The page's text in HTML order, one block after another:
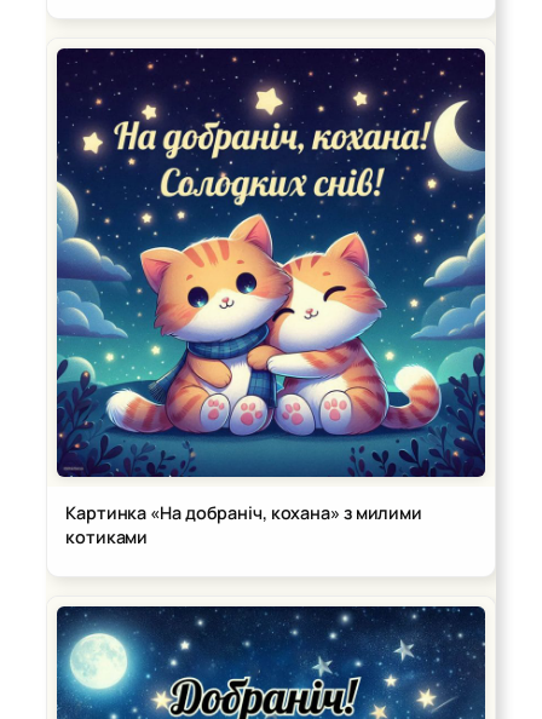
Картинка «На добраніч, кохана» з милими
котиками